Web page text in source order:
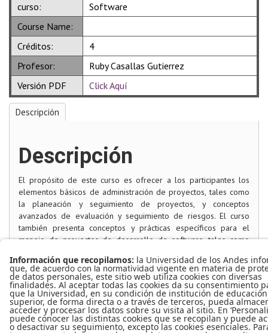
curso:
Software
Course Name:
Créditos:
4
Profesor:
Ruby Casallas Gutierrez
Versión PDF
Click Aquí
Descripción
Descripción
El propósito de este curso es ofrecer a los participantes los
elementos básicos de administración de proyectos, tales como
la planeación y seguimiento de proyectos, y conceptos
avanzados de evaluación y seguimiento de riesgos. El curso
también presenta conceptos y prácticas específicos para el
manejo de proyectos de desarrollo de software, tales como
despliegue de releases, y manejo de gente técnica. Los
elementos anteriores se integrarán a los procesos y se
apoyarán en herramientas especializadas.